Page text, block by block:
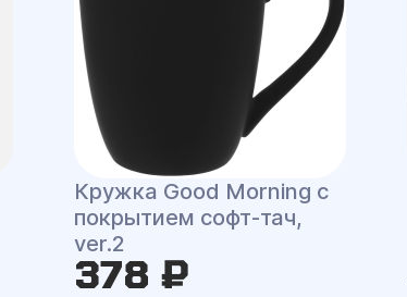
Кружка Good Morning с
покрытием софт-тач,
ver.2
378 ₽